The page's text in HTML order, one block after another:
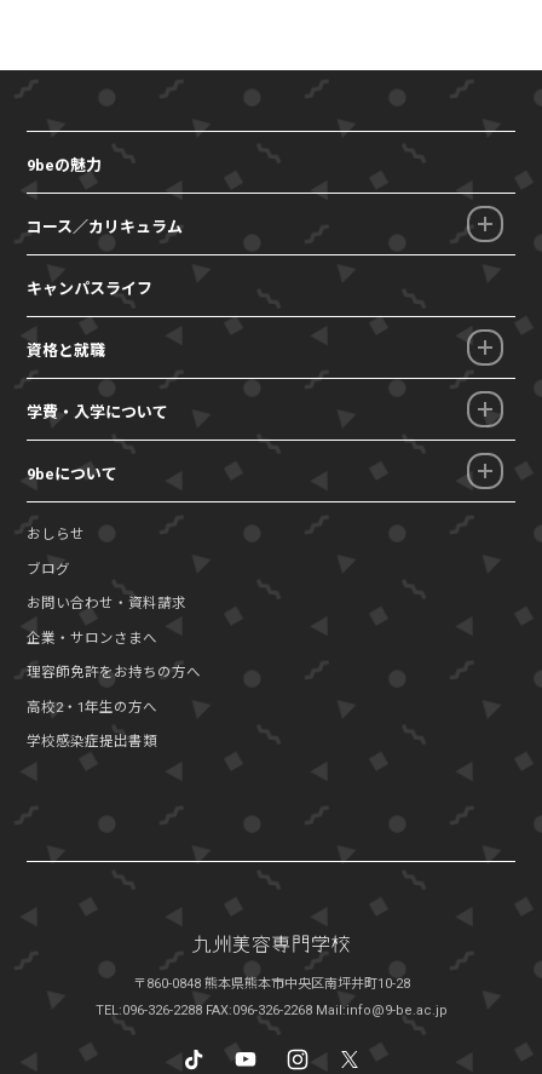
9beの魅力
コース／カリキュラム
キャンパスライフ
資格と就職
学費・入学について
9beについて
おしらせ
ブログ
お問い合わせ・資料請求
企業・サロンさまへ
理容師免許をお持ちの方へ
高校2・1年生の方へ
学校感染症提出書類
〒860-0848 熊本県熊本市中央区南坪井町10-28
TEL:096-326-2288 FAX:096-326-2268 Mail:info@9-be.ac.jp